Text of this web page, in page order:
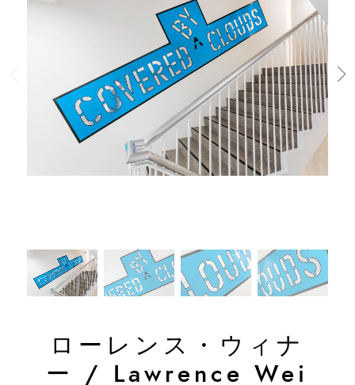
ローレンス・ウィナ
ー
/
Lawrence Wei